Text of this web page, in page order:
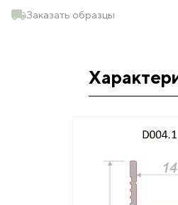
Заказать образцы